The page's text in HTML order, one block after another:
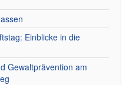
Einblicke in die
Gewaltprävention am